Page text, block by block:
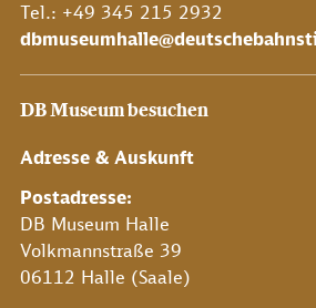
Tel.: +49 345 215 2932
DB Museum besuchen
Adresse & Auskunft
Postadresse:
DB Museum Halle
Volkmannstraße 39
06112 Halle (Saale)